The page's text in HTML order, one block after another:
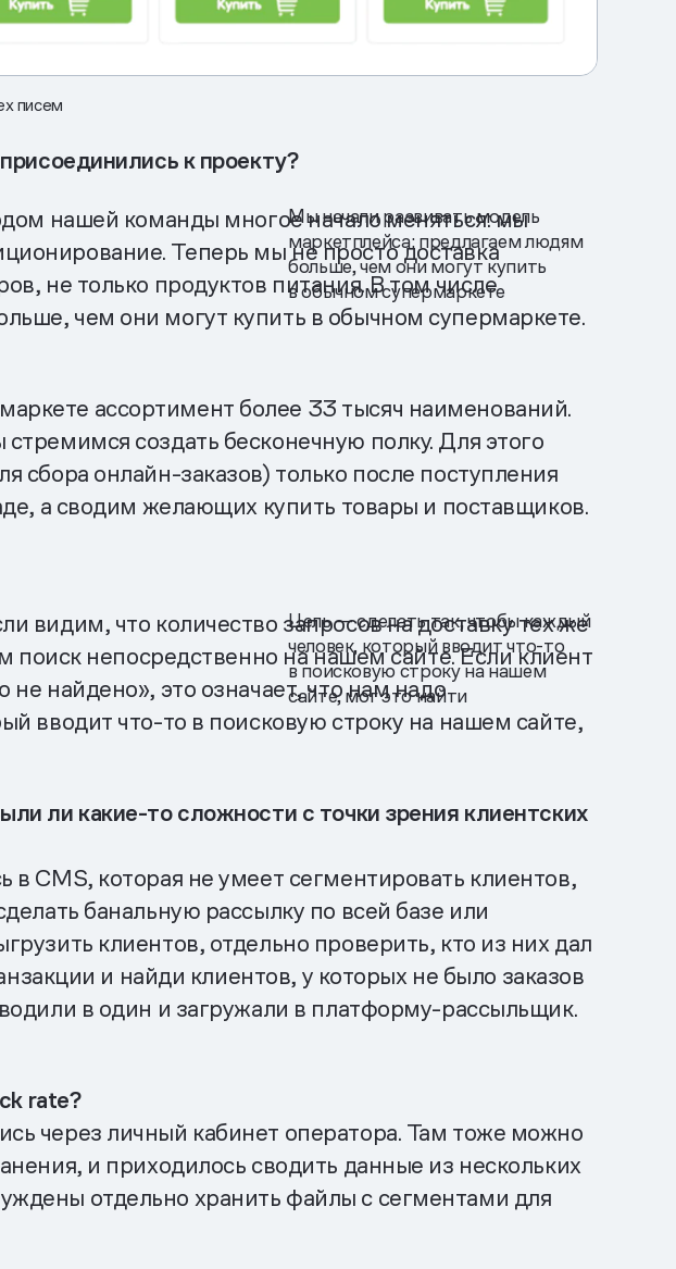
писем
к проекту?
Мы начали развивать модель
маркетплейса: предлагаем людям
больше, чем они могут купить
в обычном супермаркете
нашей команды многое начало меняться: мы
Теперь мы не просто доставка
не только продуктов питания. В том числе
чем они могут купить в обычном супермаркете.
ассортимент более 33 тысяч наименований.
создать бесконечную полку. Для этого
сбора онлайн-заказов) только после поступления
а сводим желающих купить товары и поставщиков.
Цель — сделать так, чтобы каждый
человек, который вводит что-то
в поисковую строку на нашем
сайте, мог это найти
что количество запросов на доставку тех же
поиск непосредственно на нашем сайте. Если клиент
найдено», это означает, что нам надо
вводит что-то в поисковую строку на нашем сайте,
ли какие-то сложности с точки зрения клиентских
CMS, которая не умеет сегментировать клиентов,
банальную рассылку по всей базе или
клиентов, отдельно проверить, кто из них дал
и найди клиентов, у которых не было заказов
в один и загружали в платформу-рассыльщик.
rate?
через личный кабинет оператора. Там тоже можно
и приходилось сводить данные из нескольких
отдельно хранить файлы с сегментами для